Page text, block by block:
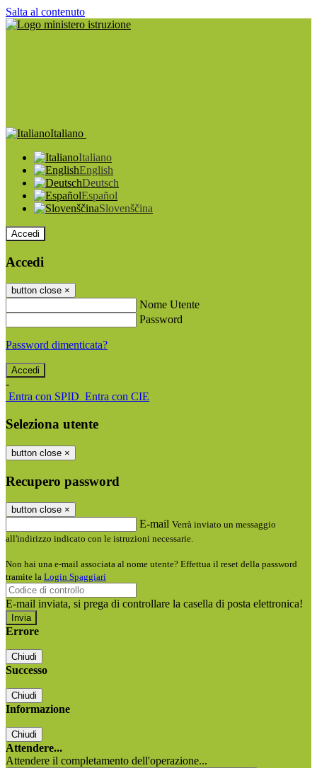
Salta al contenuto
Italiano
Italiano
English
Deutsch
Español
Slovenščina
Accedi
Accedi
button close ×
Nome Utente
Password
Password dimenticata?
-
Entra con SPID Entra con CIE
Seleziona utente
button close ×
Recupero password
button close ×
E-mail Verrà inviato un messaggio
all'indirizzo indicato con le istruzioni necessarie.
Non hai una e-mail associata al nome utente? Effettua il reset della password
tramite la Login Spaggiari
E-mail inviata, si prega di controllare la casella di posta elettronica!
Errore
Chiudi
Successo
Chiudi
Informazione
Chiudi
Attendere...
Attendere il completamento dell'operazione...